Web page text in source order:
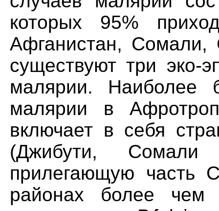
которых 95%
Афганистан,
существуют три эко-
малярии. Наиболее
малярии в
включает в себя
(Джибути,
прилегающую часть
районах более